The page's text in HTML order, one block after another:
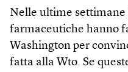
Nelle ultime settimane
farmaceutiche hanno
Wash­ington per
fatta alla Wto. Se